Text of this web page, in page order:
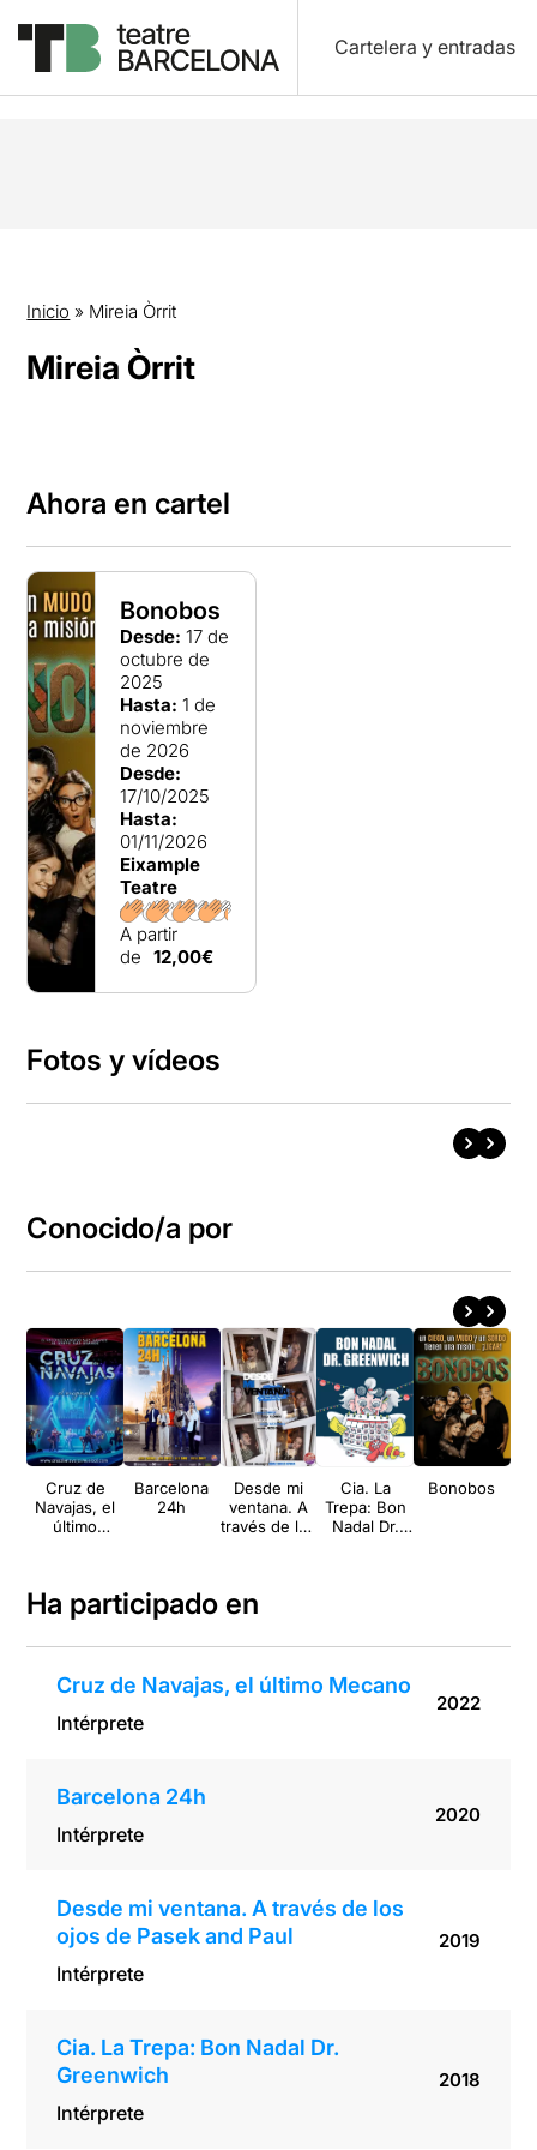
Cartelera y entradas
Inicio » Mireia Òrrit
Mireia Òrrit
Ahora en cartel
Bonobos
Desde: 17 de
octubre de
2025
Hasta: 1 de
noviembre
de 2026
Desde:
17/10/2025
Hasta:
01/11/2026
Eixample
Teatre
A partir
de 12,00€
Fotos y vídeos
Conocido/a por
Cruz de
Navajas, el
último
Barcelona
24h
Desde mi
ventana. A
través de los
Cia. La
Trepa: Bon
Nadal Dr.
Bonobos
Ha participado en
Cruz de Navajas, el último Mecano
Intérprete
2022
Barcelona 24h
Intérprete
2020
Desde mi ventana. A través de los
ojos de Pasek and Paul
Intérprete
2019
Cia. La Trepa: Bon Nadal Dr.
Greenwich
Intérprete
2018